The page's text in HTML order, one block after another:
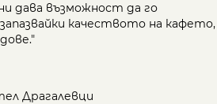
дава възможност да го
качеството на кафето,
Драгалевци